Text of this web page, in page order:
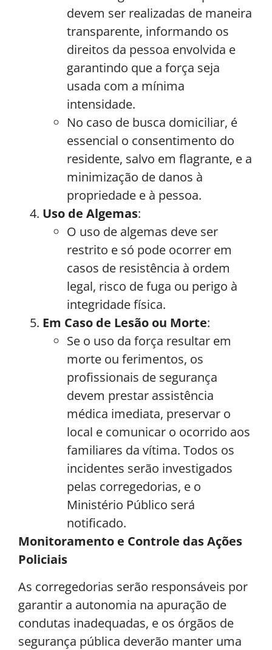
devem ser realizadas de maneira
transparente, informando os
direitos da pessoa envolvida e
garantindo que a força seja
usada com a mínima
intensidade.
No caso de busca domiciliar, é
essencial o consentimento do
residente, salvo em flagrante, e a
minimização de danos à
propriedade e à pessoa.
Uso de Algemas:
O uso de algemas deve ser
restrito e só pode ocorrer em
casos de resistência à ordem
legal, risco de fuga ou perigo à
integridade física.
Em Caso de Lesão ou Morte:
Se o uso da força resultar em
morte ou ferimentos, os
profissionais de segurança
devem prestar assistência
médica imediata, preservar o
local e comunicar o ocorrido aos
familiares da vítima. Todos os
incidentes serão investigados
pelas corregedorias, e o
Ministério Público será
notificado.
Monitoramento e Controle das Ações
Policiais
As corregedorias serão responsáveis por
garantir a autonomia na apuração de
condutas inadequadas, e os órgãos de
segurança pública deverão manter uma